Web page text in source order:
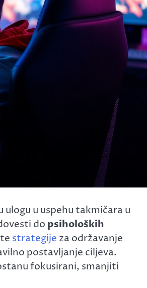
ulogu u uspehu takmičara u
do psiholoških
strategijeza održavanje
postavljanje ciljeva.
fokusirani, smanjiti